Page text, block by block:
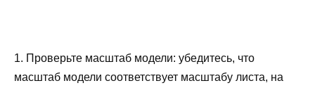
1. Проверьте масштаб модели: убедитесь, что
масштаб модели соответствует масштабу листа, на